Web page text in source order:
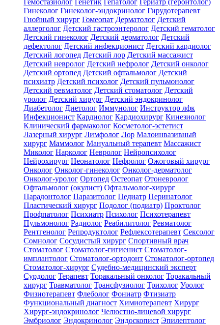
Гемостазиолог Генетик Гепатолог Гериатр (геронтолог)
Гинеколог Гинеколог-эндокринолог Гирудотерапевт
Гнойный хирург Гомеопат Дерматолог Детский
аллерголог Детский гастроэнтеролог Детский гематолог
Детский гинеколог Детский дерматолог Детский
дефектолог Детский инфекционист Детский кардиолог
Детский логопед Детский лор Детский массажист
Детский невролог Детский нефролог Детский онколог
Детский ортопед Детский офтальмолог Детский
психиатр Детский психолог Детский пульмонолог
Детский ревматолог Детский стоматолог Детский
уролог Детский хирург Детский эндокринолог
Диабетолог Диетолог Иммунолог Инструктор лфк
Инфекционист Кардиолог Кардиохирург Кинезиолог
Клинический фармаколог Косметолог-эстетист
Лазерный хирург Лимфолог Лор Малоинвазивный
хирург Маммолог Мануальный терапевт Массажист
Миколог Нарколог Невролог Нейропсихолог
Нейрохирург Неонатолог Нефролог Ожоговый хирург
Онколог Онколог-гинеколог Онколог-дерматолог
Онколог-уролог Ортопед Остеопат Отоневролог
Офтальмолог (окулист) Офтальмолог-хирург
Парадонтолог Паразитолог Педиатр Перинатолог
Пластический хирург Подолог (подиатр) Проктолог
Профпатолог Психиатр Психолог Психотерапевт
Пульмонолог Радиолог Реабилитолог Ревматолог
Рентгенолог Репродуктолог Рефлексотерапевт Сексолог
Сомнолог Сосудистый хирург Спортивный врач
Стоматолог Стоматолог-гигиенист Стоматолог-
имплантолог Стоматолог-ортодонт Стоматолог-ортопед
Стоматолог-хирург Судебно-медицинский эксперт
Сурдолог Терапевт Торакальный онколог Торакальный
хирург Травматолог Трансфузиолог Трихолог Уролог
Физиотерапевт Флеболог Фониатр Фтизиатр
Функциональный диагност Химиотерапевт Хирург
Хирург-эндокринолог Челюстно-лицевой хирург
Эмбриолог Эндокринолог Эндоскопист Эпилептолог